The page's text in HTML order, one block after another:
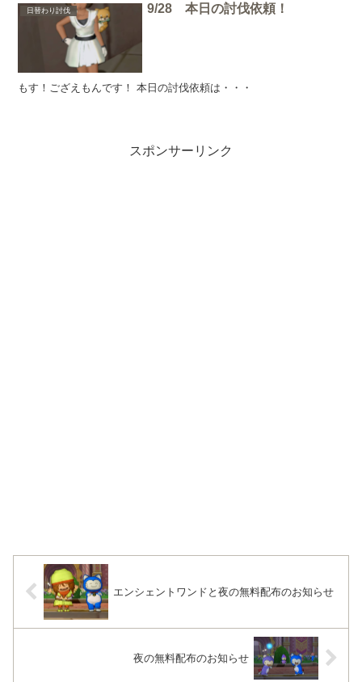
日替わり討伐 9/28 本日の討伐依頼！
もす！ござえもんです！ 本日の討伐依頼は・・・
スポンサーリンク
エンシェントワンドと夜の無料配布のお知らせ
夜の無料配布のお知らせ